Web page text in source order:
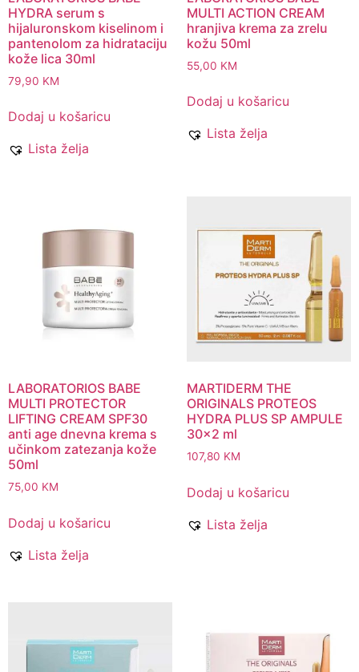
HYDRA serum s
hijaluronskom kiselinom i
pantenolom za hidrataciju
kože lica 30ml
79,90 KM
Dodaj u košaricu
Lista želja
MULTI ACTION CREAM
hranjiva krema za zrelu
kožu 50ml
55,00 KM
Dodaj u košaricu
Lista želja
LABORATORIOS BABE
MULTI PROTECTOR
LIFTING CREAM SPF30
anti age dnevna krema s
učinkom zatezanja kože
50ml
75,00 KM
Dodaj u košaricu
Lista želja
MARTIDERM THE
ORIGINALS PROTEOS
HYDRA PLUS SP AMPULE
30×2 ml
107,80 KM
Dodaj u košaricu
Lista želja